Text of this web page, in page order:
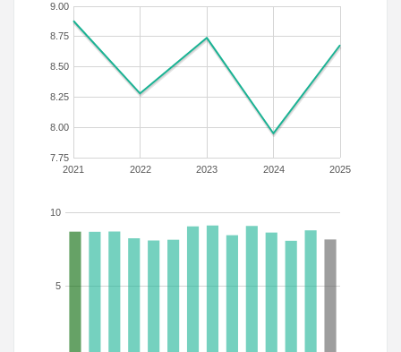
2021 2022 2023 2024 2025
7.75
8.00
8.25
8.50
8.75
9.00
5
10